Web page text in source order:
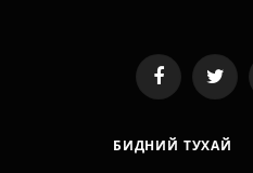
FacebookTwitter
БИДНИЙ ТУХАЙ